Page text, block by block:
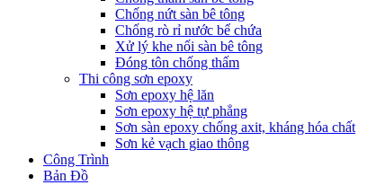
Chống nứt sàn bê tông
Chống rò rỉ nước bể chứa
Xử lý khe nối sàn bê tông
Đóng tôn chống thấm
Thi công sơn epoxy
Sơn epoxy hệ lăn
Sơn epoxy hệ tự phẳng
Sơn sàn epoxy chống axit, kháng hóa chất
Sơn kẻ vạch giao thông
Công Trình
Bản Đồ